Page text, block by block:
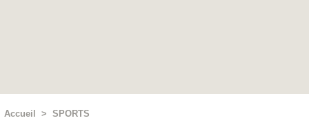
Accueil > SPORTS